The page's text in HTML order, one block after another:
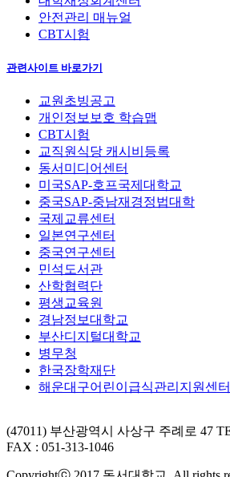
안전관리 매뉴얼
CBT시험
관련사이트 바로가기
교원초빙공고
개인정보보호 학습맵
CBT시험
교직원식당 캐시비등록
동서미디어센터
미국SAP-호프국제대학교
중국SAP-중남재경정법대학
국제교류센터
일본연구센터
중국연구센터
민석도서관
산학협력단
평생교육원
경남정보대학교
부산디지털대학교
병무청
한국장학재단
해운대구어린이급식관리지원센터
(47011) 부산광역시 사상구 주례로 47
FAX : 051-313-1046